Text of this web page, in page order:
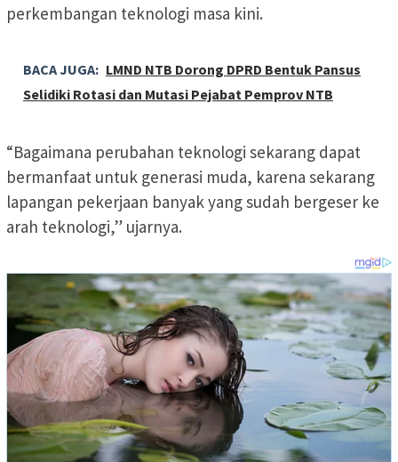
perkembangan teknologi masa kini.
BACA JUGA: LMND NTB Dorong DPRD Bentuk Pansus
Selidiki Rotasi dan Mutasi Pejabat Pemprov NTB
“Bagaimana perubahan teknologi sekarang dapat
bermanfaat untuk generasi muda, karena sekarang
lapangan pekerjaan banyak yang sudah bergeser ke
arah teknologi,” ujarnya.